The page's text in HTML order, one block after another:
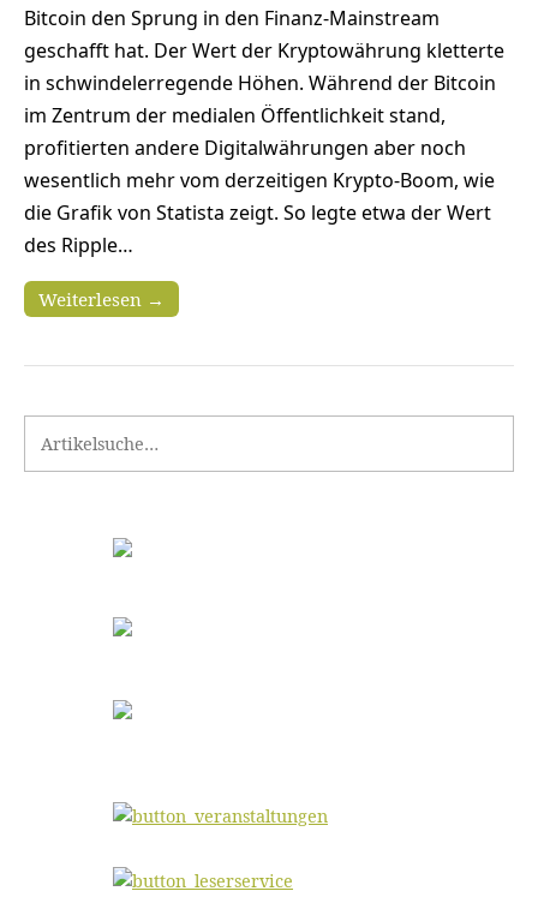
Bitcoin den Sprung in den Finanz-Mainstream
geschafft hat. Der Wert der Kryptowährung kletterte
in schwindelerregende Höhen. Während der Bitcoin
im Zentrum der medialen Öffentlichkeit stand,
profitierten andere Digitalwährungen aber noch
wesentlich mehr vom derzeitigen Krypto-Boom, wie
die Grafik von Statista zeigt. So legte etwa der Wert
des Ripple…
Weiterlesen →